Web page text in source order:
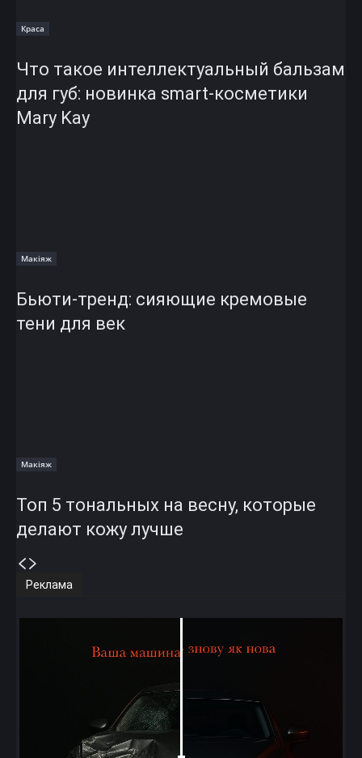
Краса
Что такое интеллектуальный бальзам
для губ: новинка smart-косметики
Mary Kay
Макіяж
Бьюти-тренд: сияющие кремовые
тени для век
Макіяж
Топ 5 тональных на весну, которые
делают кожу лучше
Реклама